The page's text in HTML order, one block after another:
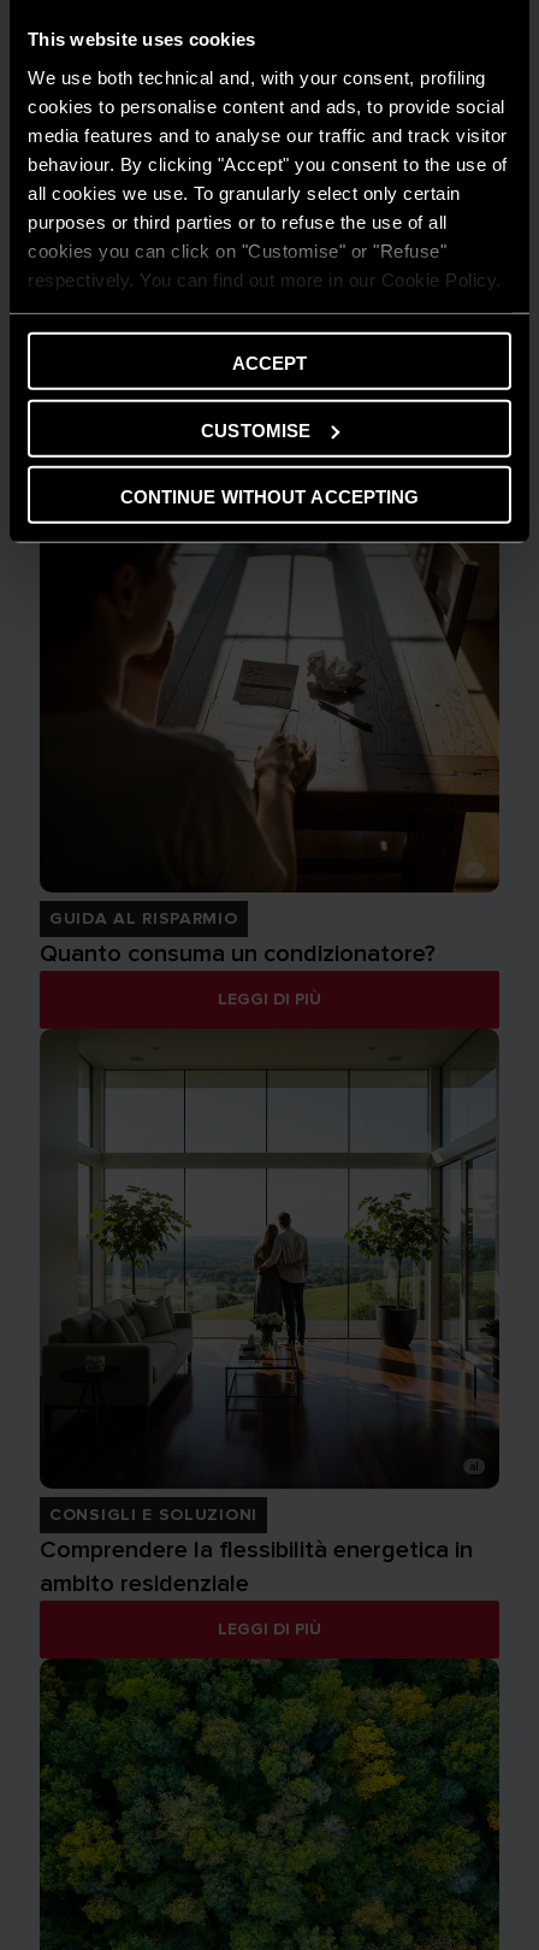
This website uses cookies
We use both technical and, with your consent, profiling
cookies to personalise content and ads, to provide social
media features and to analyse our traffic and track visitor
behaviour. By clicking "Accept" you consent to the use of
all cookies we use. To granularly select only certain
purposes or third parties or to refuse the use of all
cookies you can click on "Customise" or "Refuse"
respectively. You can find out more in our Cookie Policy.
ACCEPT
CUSTOMISE
CONTINUE WITHOUT ACCEPTING
AMBIENTE
Risparmio energetico: trasforma la tua
casa in un modello di efficienza
LEGGI DI PIÙ
GUIDA AL RISPARMIO
Quanto consuma un condizionatore?
LEGGI DI PIÙ
CONSIGLI E SOLUZIONI
Comprendere la flessibilità energetica in
ambito residenziale
LEGGI DI PIÙ